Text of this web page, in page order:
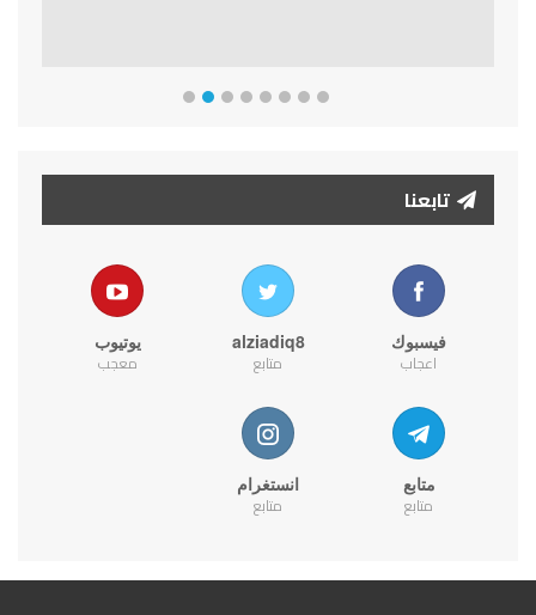
تابعنا
فيسبوك
اعجاب
alziadiq8
متابع
يوتيوب
معجب
متابع
متابع
انستغرام
متابع